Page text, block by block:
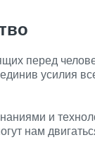
перед
усилия
и
нам